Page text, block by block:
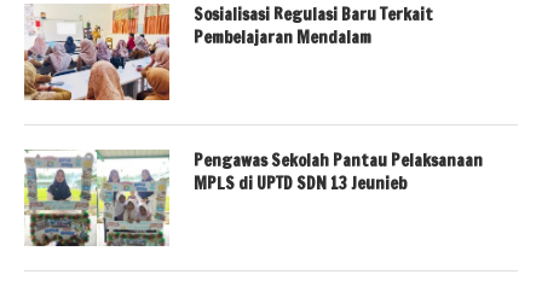
Sosialisasi Regulasi Baru Terkait
Pembelajaran Mendalam
Pengawas Sekolah Pantau Pelaksanaan
MPLS di UPTD SDN 13 Jeunieb